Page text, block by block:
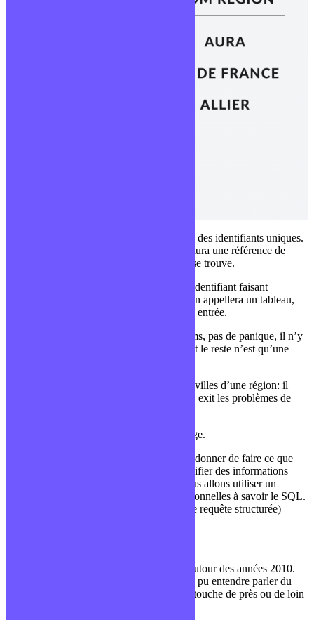
On intègre ici le modèle de relation grâce à des identifiants uniques.
Chaque ville va posséder un identifiant et aura une référence de
l’identifiant de la région dans laquelle elle se trouve.
On appelle l’identifiant la clé primaire et l’identifiant faisant
référence à une relation, la clé étrangère. On appellera un tableau,
une table et chaque élément du tableau une entrée.
Ainsi, si l’une des régions changent de noms, pas de panique, il n’y
a qu’un seul endroit à modifier puisque tout le reste n’est qu’une
Il en va de même pour récupérer toutes les villes d’une région: il
suffit de connaitre l’identifiant de la région, exit les problèmes de
Il reste un dernier point à aborder: le langage.
En effet, il va être nécessaire à un moment donner de faire ce que
l’on appelle une requête: récupérer ou modifier des informations
selon certains paramètres. Et pour cela, nous allons utiliser un
langage propre aux bases de données relationnelles à savoir le SQL.
(Structured Query Language ou langage de requête structurée)
La famille NoSQL a commencé à exister autour des années 2010.
C’est aussi à partir de cette époque qu’on a pu entendre parler du
Big Data, de Data Center et de tout ce qui touche de près ou de loin